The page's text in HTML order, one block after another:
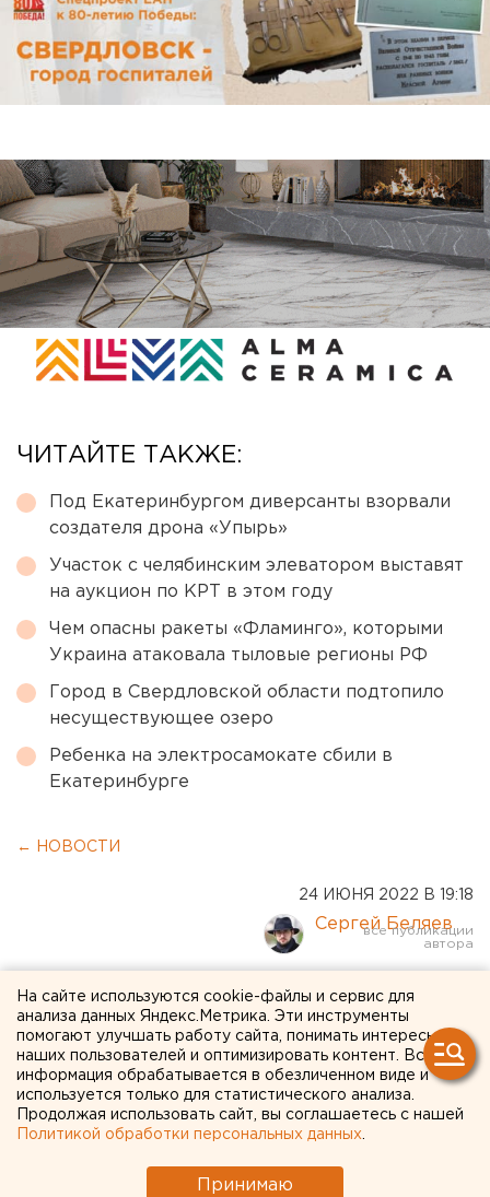
ЧИТАЙТЕ ТАКЖЕ:
Под Екатеринбургом диверсанты взорвали
создателя дрона «Упырь»
Участок с челябинским элеватором выставят
на аукцион по КРТ в этом году
Чем опасны ракеты «Фламинго», которыми
Украина атаковала тыловые регионы РФ
Город в Свердловской области подтопило
несуществующее озеро
Ребенка на электросамокате сбили в
Екатеринбурге
← НОВОСТИ
24 ИЮНЯ 2022 В 19:18
Сергей Беляев
Андрей Козицын
представил музейный
комплекс УГМК главе
Ростуризма. ФОТО
На сайте используются cookie-файлы и сервис для
анализа данных Яндекс.Метрика. Эти инструменты
помогают улучшать работу сайта, понимать интересы
наших пользователей и оптимизировать контент. Вся
информация обрабатывается в обезличенном виде и
используется только для статистического анализа.
Продолжая использовать сайт, вы соглашаетесь с нашей
Политикой обработки персональных данных
Принимаю